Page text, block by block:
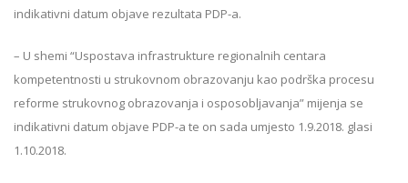
indikativni datum objave rezultata PDP-a.
– U shemi “Uspostava infrastrukture regionalnih centara
kompetentnosti u strukovnom obrazovanju kao podrška procesu
reforme strukovnog obrazovanja i osposobljavanja” mijenja se
indikativni datum objave PDP-a te on sada umjesto 1.9.2018. glasi
1.10.2018.